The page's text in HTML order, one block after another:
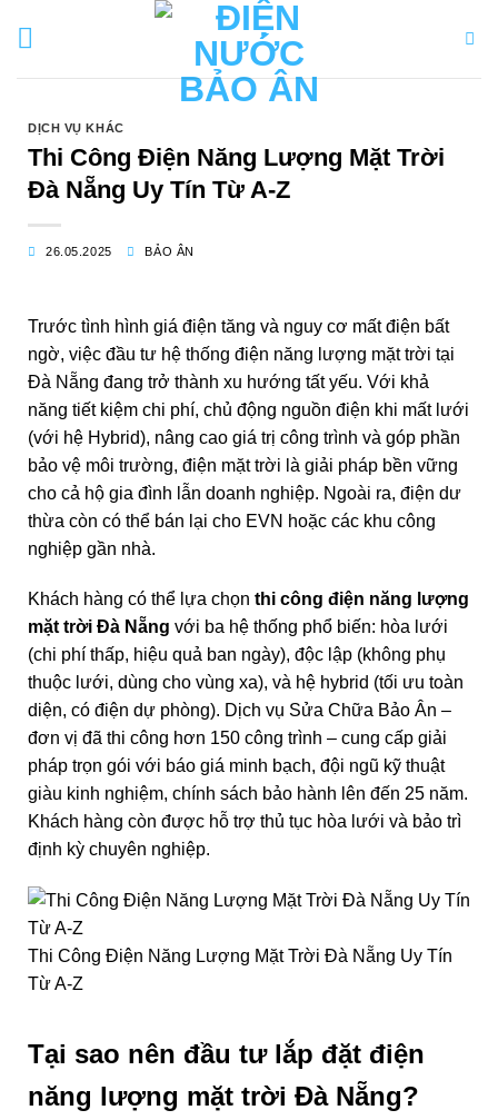
DỊCH VỤ KHÁC
Thi Công Điện Năng Lượng Mặt Trời
Đà Nẵng Uy Tín Từ A-Z
26.05.2025 BẢO ÂN
Trước tình hình giá điện tăng và nguy cơ mất điện bất
ngờ, việc đầu tư hệ thống điện năng lượng mặt trời tại
Đà Nẵng đang trở thành xu hướng tất yếu. Với khả
năng tiết kiệm chi phí, chủ động nguồn điện khi mất lưới
(với hệ Hybrid), nâng cao giá trị công trình và góp phần
bảo vệ môi trường, điện mặt trời là giải pháp bền vững
cho cả hộ gia đình lẫn doanh nghiệp. Ngoài ra, điện dư
thừa còn có thể bán lại cho EVN hoặc các khu công
nghiệp gần nhà.
Khách hàng có thể lựa chọn thi công điện năng lượng
mặt trời Đà Nẵng với ba hệ thống phổ biến: hòa lưới
(chi phí thấp, hiệu quả ban ngày), độc lập (không phụ
thuộc lưới, dùng cho vùng xa), và hệ hybrid (tối ưu toàn
diện, có điện dự phòng). Dịch vụ Sửa Chữa Bảo Ân –
đơn vị đã thi công hơn 150 công trình – cung cấp giải
pháp trọn gói với báo giá minh bạch, đội ngũ kỹ thuật
giàu kinh nghiệm, chính sách bảo hành lên đến 25 năm.
Khách hàng còn được hỗ trợ thủ tục hòa lưới và bảo trì
định kỳ chuyên nghiệp.
Thi Công Điện Năng Lượng Mặt Trời Đà Nẵng Uy Tín
Từ A-Z
Tại sao nên đầu tư lắp đặt điện
năng lượng mặt trời Đà Nẵng?